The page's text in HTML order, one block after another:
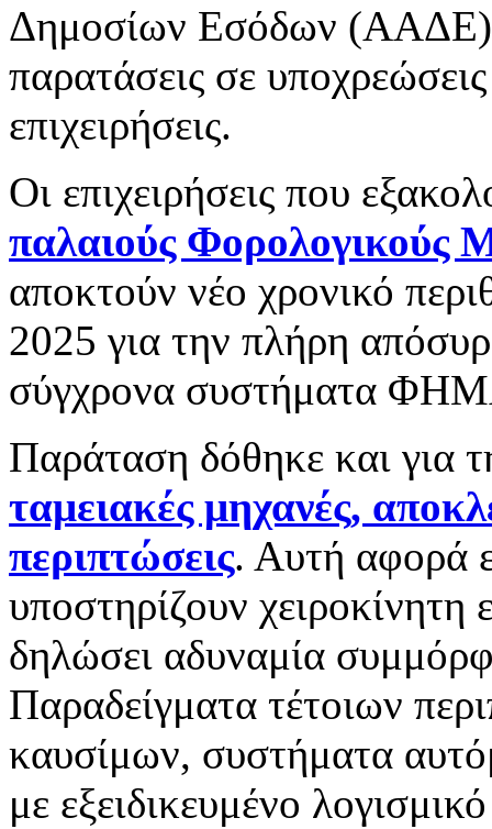
Δημοσίων Εσόδων (ΑΑΔΕ)
παρατάσεις σε
επιχειρήσεις.
Οι επιχειρήσεις που
παλαιούς
αποκτούν νέο χρονικό
2025 για την πλήρη
σύγχρονα συστήματα
Παράταση δόθηκε και για
ταμειακές μηχανές,
περιπτώσεις. Αυτή αφορά
υποστηρίζουν
δηλώσει αδυναμία
Παραδείγματα τέτοιων
καυσίμων, συστήματα
με εξειδικευμένο